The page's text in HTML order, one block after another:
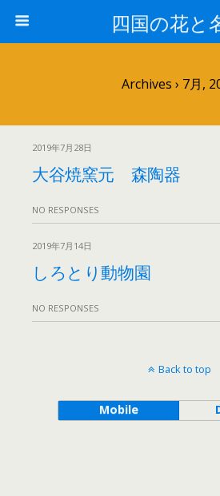
四国の花と
Archives › 7月,
2019年7月28日
大谷焼窯元 森陶器
NO RESPONSES
2019年7月14日
しろとり動物園
NO RESPONSES
Back to top
Mobile